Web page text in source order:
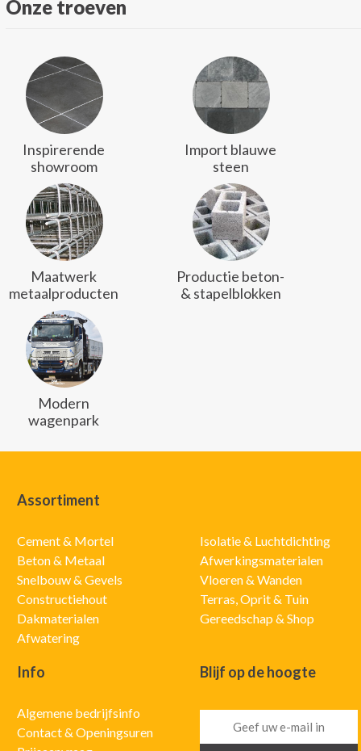
Onze troeven
Inspirerende
showroom
Import blauwe
steen
Maatwerk
metaalproducten
Productie beton-
& stapelblokken
Modern
wagenpark
Assortiment
Cement & Mortel
Beton & Metaal
Snelbouw & Gevels
Constructiehout
Dakmaterialen
Afwatering
Isolatie & Luchtdichting
Afwerkingsmaterialen
Vloeren & Wanden
Terras, Oprit & Tuin
Gereedschap & Shop
Info
Algemene bedrijfsinfo
Contact & Openingsuren
Blijf op de hoogte